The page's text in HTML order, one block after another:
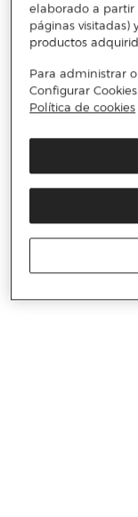
elaborado a partir
páginas visitadas)
productos
Para administrar
Configurar Cookies.
Política de cookies